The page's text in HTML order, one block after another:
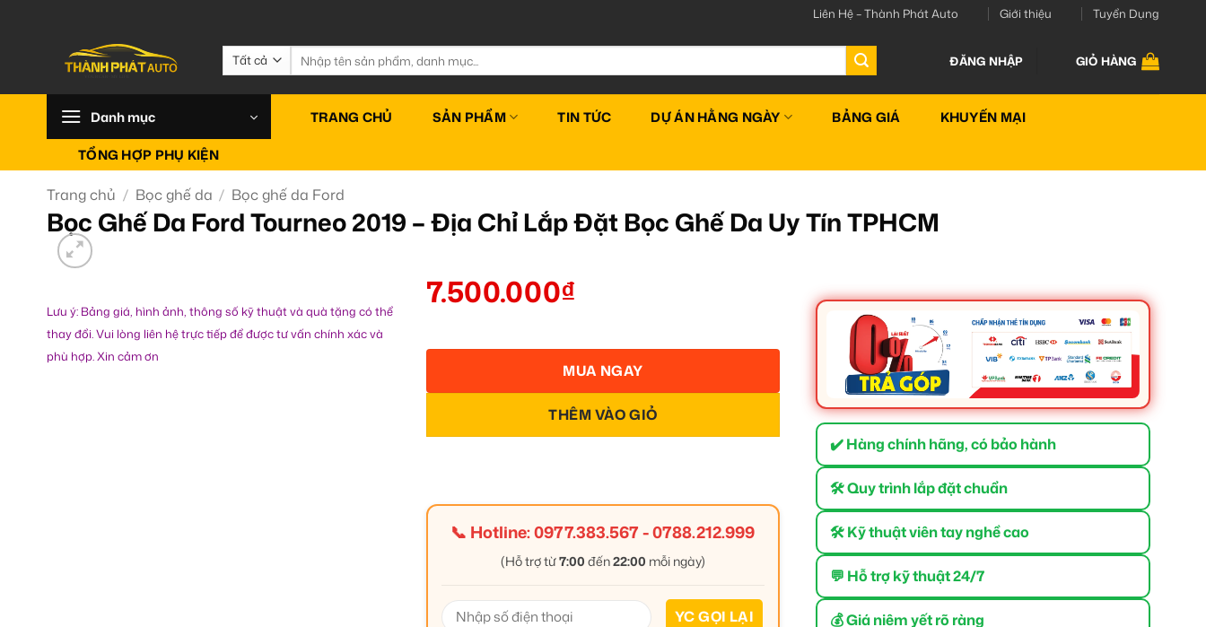
Liên Hệ – Thành Phát Auto Giới thiệu Tuyển Dụng
Tìm
kiếm:
ĐĂNG NHẬP GIỎ HÀNG
Danh mục TRANG CHỦ SẢN PHẨM TIN TỨC DỰ ÁN HẰNG NGÀY BẢNG GIÁ KHUYẾN MẠI
TỔNG HỢP PHỤ KIỆN
Trang chủ / Bọc ghế da / Bọc ghế da Ford
Bọc Ghế Da Ford Tourneo 2019 – Địa Chỉ Lắp Đặt Bọc Ghế Da Uy Tín TPHCM
Lưu ý: Bảng giá, hình ảnh, thông số kỹ thuật và quà tặng có thể
thay đổi. Vui lòng liên hệ trực tiếp để được tư vấn chính xác và
phù hợp. Xin cảm ơn
7.500.000₫
THÊM VÀO GIỎ
MUA NGAY
📞 Hotline:0977.383.567-0788.212.999
(Hỗ trợ từ7:00 đến22:00 mỗi ngày)
✔️ Hàng chính hãng, có bảo hành
🛠 Quy trình lắp đặt chuẩn
🛠 Kỹ thuật viên tay nghề cao
💬 Hỗ trợ kỹ thuật 24/7
💰 Giá niêm yết rõ ràng